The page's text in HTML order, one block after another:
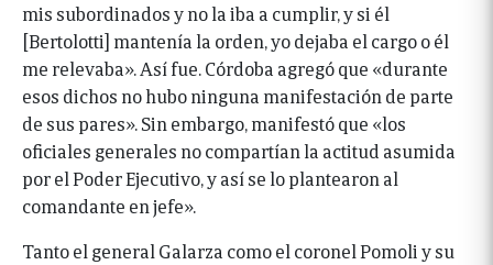
mis subordinados y no la iba a cumplir, y si él
[Bertolotti] mantenía la orden, yo dejaba el cargo o él
me relevaba». Así fue. Córdoba agregó que «durante
esos dichos no hubo ninguna manifestación de parte
de sus pares». Sin embargo, manifestó que «los
oficiales generales no compartían la actitud asumida
por el Poder Ejecutivo, y así se lo plantearon al
comandante en jefe».
Tanto el general Galarza como el coronel Pomoli y su